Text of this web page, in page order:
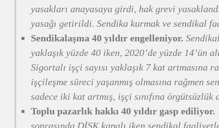
yasakları anayasaya girdi, hak grevi
yasağı getirildi. Sendika kurmak ve sendikal
Sendikalaşma 40 yıldır engelleniyor.
yaklaşık yüzde 40 iken, 2020’de yüzde 14’ün
Sigortalı işçi sayısı yaklaşık 7 kat artmasına
işçileşme süreci yaşanmış olmasına rağmen
sadece iki kat artmış, işçi sınıfına örgütsüzlük
Toplu pazarlık hakkı 40 yıldır gasp ediliyor.
sonrasında DİSK kapalı iken sendikal